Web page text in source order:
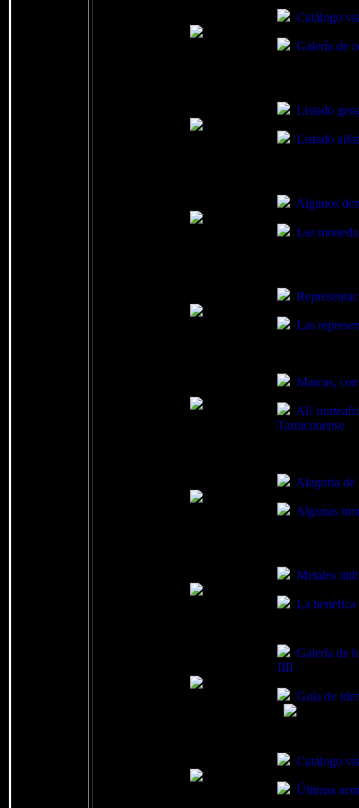
Catálogo
Galería de
Listado
Listado
Algunos
Las
Las
Marcas,
AE
Tarraconense
Alegoría de
Algunas
Metales
La benéfica
Galería de
IIII
Guía de
Catálogo
Últimas